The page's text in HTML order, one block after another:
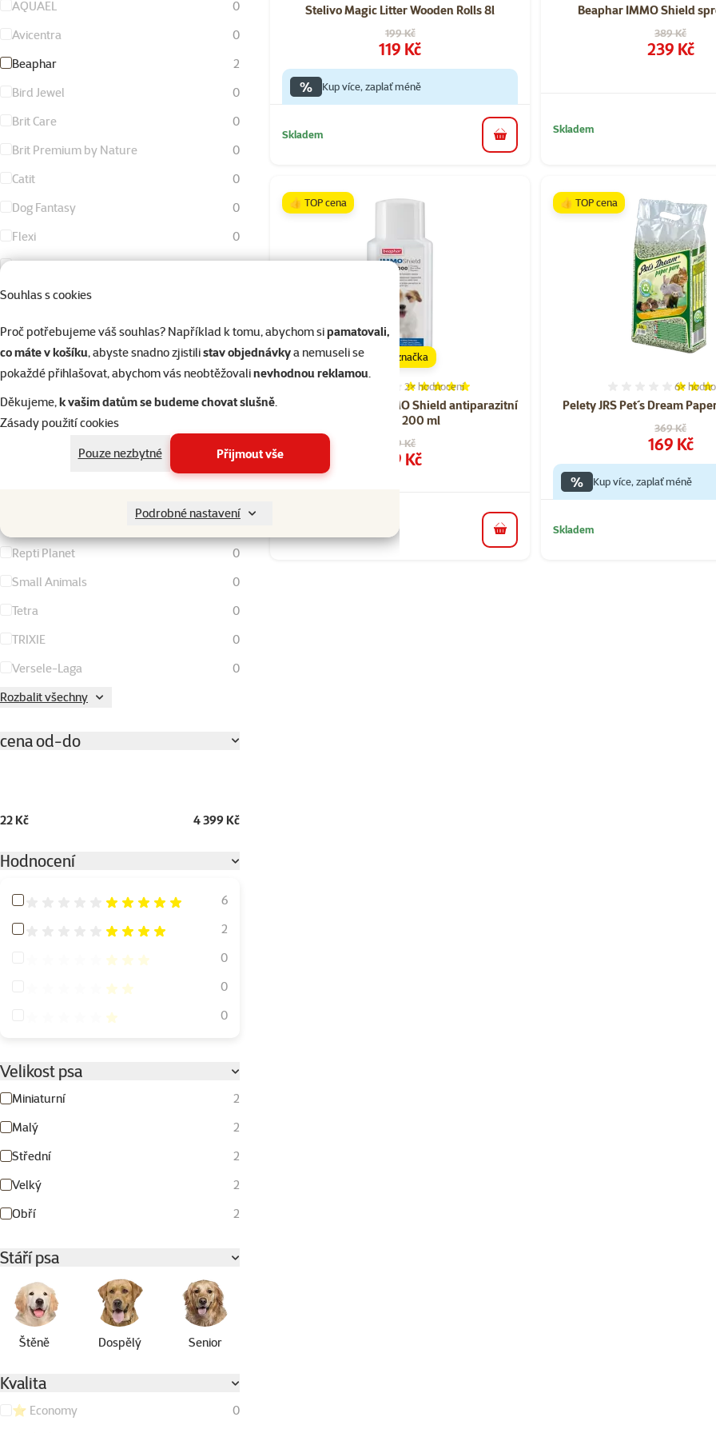
Souhlas s cookies
Proč potřebujeme váš souhlas? Například k tomu, abychom sipamatovali,
co máte v košíku, abyste snadno zjistilistav objednávkya nemuseli se
pokaždé přihlašovat, abychom vás neobtěžovalinevhodnou reklamou.
Děkujeme,k vašim datům se budeme chovat slušně.
Zásady použití cookies
Pouze nezbytné
Přijmout vše
Podrobné nastavení
AQUAEL
0
Avicentra
0
Beaphar
2
Bird Jewel
0
Brit Care
0
Brit Premium by Nature
0
Catit
0
Dog Fantasy
0
Flexi
0
KAY
0
Living World
Magic Litter
1
Magic Pearls
0
Marlex
0
4
0
1
Repti Planet
0
Small Animals
0
Tetra
0
TRIXIE
0
Versele-Laga
0
Rozbalit všechny
cena od-do
22 Kč 4 399 Kč
Hodnocení
Hodnocení 100%
6
Hodnocení 80%
2
Hodnocení 60%
0
Hodnocení 40%
0
Hodnocení 20%
0
Velikost psa
Miniaturní
2
Malý
2
Střední
2
Velký
2
Obří
2
Stáří psa
Štěně Dospělý Senior
Kvalita
⭐ Economy
0
Stelivo Magic Litter Wooden Rolls 8l
Původní cena
199 Kč
Cena
119 Kč
% Kup více, zaplať méně
Skladem do košíku
Beaphar IMMO Shield
Původní cena
389 Kč
Cena
239 Kč
Skladem
Šampon Beaphar IMMO Shield antiparazitní
pro psy 200 ml
Hodnocení 100%, počet hodnocení: 2
2× hodnocení
Původní cena
229 Kč
Cena
179 Kč
👍 TOP cena
značka
do košíku
Pelety JRS Pet´s Dream
6×
Původní cena
369 Kč
Cena
169 Kč
👍 TOP cena
% Kup více, zaplať méně
Skladem